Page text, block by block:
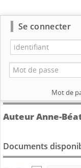
Nouvelle recherche
Détail de l'auteur
Auteur Anne-
Documents
Se connecter
Mot de